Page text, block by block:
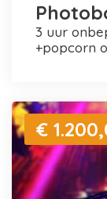
3 uur onbeperkt foto's maken en printen
+popcorn
€